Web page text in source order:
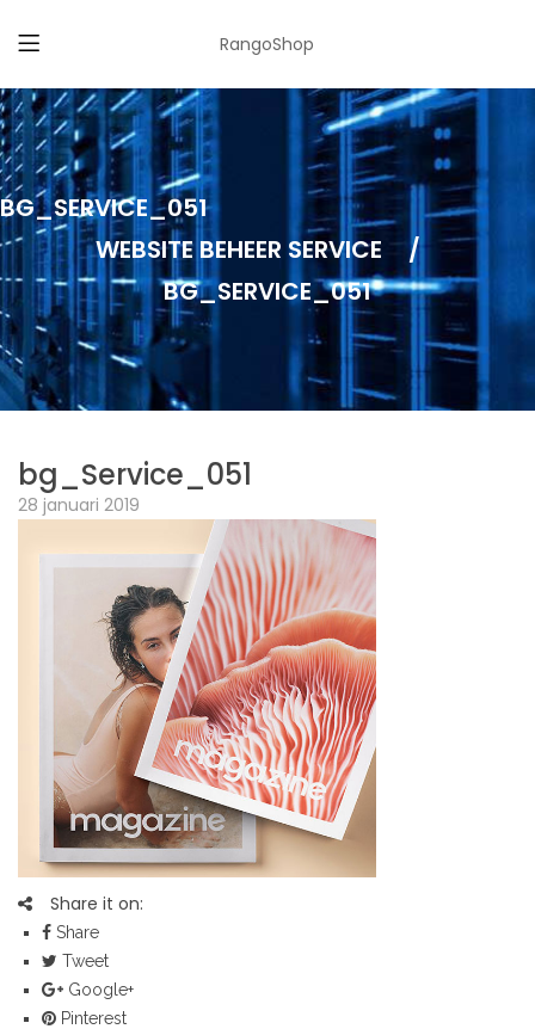
RangoShop
BG_SERVICE_051
WEBSITE BEHEER SERVICE
/
BG_SERVICE_051
bg_Service_051
28 januari 2019
Share it on:
Share
Tweet
Google+
Pinterest